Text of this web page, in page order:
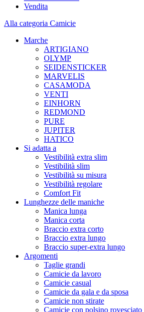
Vendita
Alla categoria Camicie
Marche
ARTIGIANO
OLYMP
SEIDENSTICKER
MARVELIS
CASAMODA
VENTI
EINHORN
REDMOND
PURE
JUPITER
HATICO
Si adatta a
Vestibilità extra slim
Vestibilità slim
Vestibilità su misura
Vestibilità regolare
Comfort Fit
Lunghezze delle maniche
Manica lunga
Manica corta
Braccio extra corto
Braccio extra lungo
Braccio super-extra lungo
Argomenti
Taglie grandi
Camicie da lavoro
Camicie casual
Camicie da gala e da sposa
Camicie non stirate
Camicie con polsino rovesciato